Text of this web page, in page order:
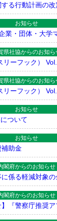
する行動計画の
お知らせ
業・団体・大
県社協からのお知ら
リーフック）
県社協からのお知ら
リーフック）
お知らせ
ついて
お知らせ
助金
閣府からのお知らせ
係る軽減対象
閣府からのお知らせ
】『警察庁推奨